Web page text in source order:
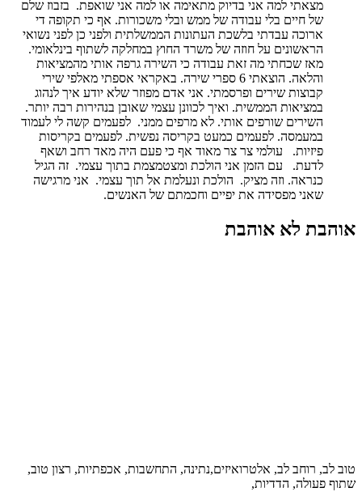
מצאתי למה אני בדיוק מתאימה או למה אני שואפת. בזבוז שלם
של חיים בלי עבודה של ממש ובלי משכורות. אף כי תקופה די
ארוכה עבדתי בלשכת העתונות הממשלתית ולפני כן לפני נשואי
הראשונים על חוזה של משרד החוץ במחלקה לשתוף בינלאומי.
מאז שכחתי מה זאת עבודה כי השירה גרפה אותי מהמציאות
והלאה. הוצאתי 6 ספרי שירה. באקראי אספתי מאלפי שירי
קבוצות שירים ופרסמתי. אני אדם מפוזר שלא יודע איך לנהוג
במציאות הממשית. ואיך לכוונן עצמי שאובן בנהירות רבה יותר.
השירים שורפים אותי. לא מרפים ממני. לפעמים קשה לי לעמוד
במעמסה. לפעמים כמעט בקריסה נפשית. לפעמים בקריסות
פיזיות. עולמי צר צר מאוד אף כי פעם היה מאד רחב ושאף
לדעת. עם הזמן אני הולכת ומצטמצמת בתוך עצמי. זה הגיל
כנראה. וזה מציק. הולכת ונעלמת אל תוך עצמי. אני מרגישה
שאני מפסידה את יפיים וחכמתם של האנשים.
אוהבת לא אוהבת
טוב לב, רוחב לב, אלטרואיזים,נתינה, התחשבות, אכפתיות, רצון טוב,
שתוף פעולה, הדדיות,